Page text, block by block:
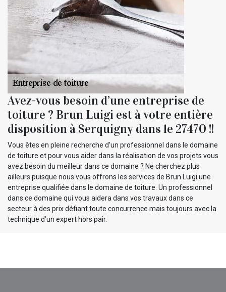
Avez-vous besoin d’une entreprise de
toiture ? Brun Luigi est à votre entière
disposition à Serquigny dans le 27470 !!
Vous êtes en pleine recherche d’un professionnel dans le domaine
de toiture et pour vous aider dans la réalisation de vos projets vous
avez besoin du meilleur dans ce domaine ? Ne cherchez plus
ailleurs puisque nous vous offrons les services de Brun Luigi une
entreprise qualifiée dans le domaine de toiture. Un professionnel
dans ce domaine qui vous aidera dans vos travaux dans ce
secteur à des prix défiant toute concurrence mais toujours avec la
technique d’un expert hors pair.